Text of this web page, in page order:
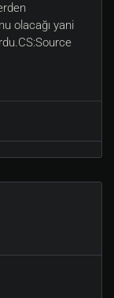
olacağı yani